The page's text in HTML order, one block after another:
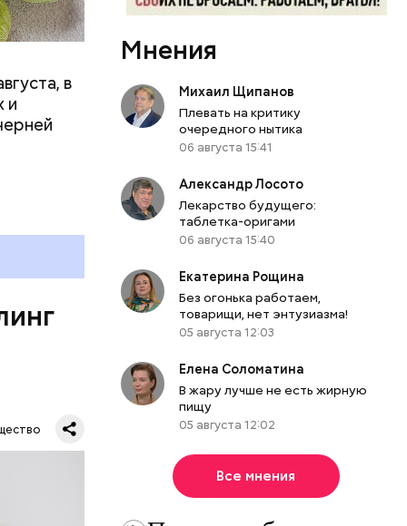
в
и
у
Мнения
Михаил Щипанов
Плевать на критику
очередного нытика
06 августа 15:41
Александр Лосото
Лекарство будущего:
таблетка-оригами
06 августа 15:40
Екатерина Рощина
Без огонька работаем,
товарищи, нет энтузиазма!
05 августа 12:03
Елена Соломатина
В жару лучше не есть жирную
пищу
05 августа 12:02
Все мнения